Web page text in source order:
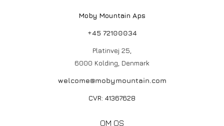
Moby Mountain Aps
+45 72100034
Platinvej 25,
6000 Kolding, Denmark
welcome@mobymountain.com
CVR: 41367628
OM OS